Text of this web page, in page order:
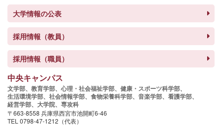
大学情報の公表
採用情報（教員）
採用情報（職員）
中央キャンパス
文学部、 教育学部、 心理・社会福祉学部、 健康・スポーツ科学部、
生活環境学部、 社会情報学部、 食物栄養科学部、 音楽学部、 看護学部、
経営学部、 大学院、 専攻科
〒663-8558 兵庫県西宮市池開町6-46
TEL 0798-47-1212（代表）